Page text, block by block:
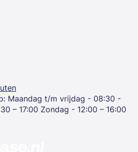
Maandag t/m vrijdag - 08:30 -
– 17:00 Zondag - 12:00 – 16:00